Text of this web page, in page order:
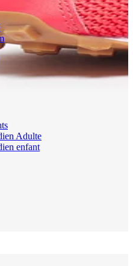
Adulte
enfant